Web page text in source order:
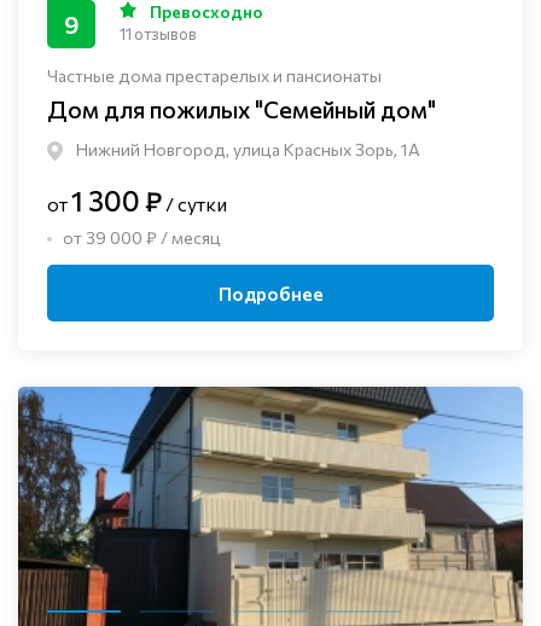
Частные дома престарелых и пансионаты
Дом для пожилых "Семейный дом"
Нижний Новгород, улица Красных Зорь, 1А
9 Превосходно
11 отзывов
от1 300 ₽ / сутки
от 39 000 ₽ / месяц
Подробнее